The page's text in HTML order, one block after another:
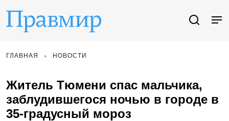
ГЛАВНАЯ НОВОСТИ
Житель Тюмени спас мальчика,
заблудившегося ночью в городе в
35-градусный мороз